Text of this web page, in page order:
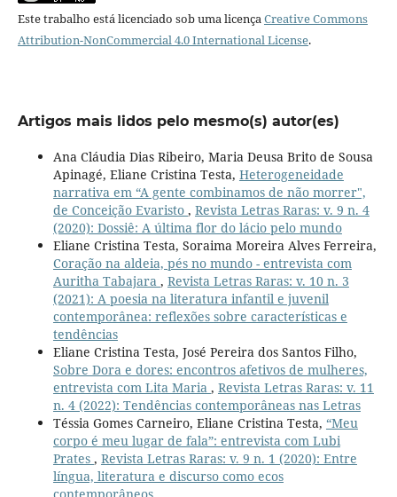
Este trabalho está licenciado sob uma licençaCreative Commons
Attribution-NonCommercial 4.0 International License.
Artigos mais lidos pelo mesmo(s) autor(es)
Ana Cláudia Dias Ribeiro, Maria Deusa Brito de Sousa
Apinagé, Eliane Cristina Testa, Heterogeneidade
narrativa em “A gente combinamos de não morrer",
de Conceição Evaristo , Revista Letras Raras: v. 9 n. 4
(2020): Dossiê: A última flor do lácio pelo mundo
Eliane Cristina Testa, Soraima Moreira Alves Ferreira,
Coração na aldeia, pés no mundo - entrevista com
Auritha Tabajara , Revista Letras Raras: v. 10 n. 3
(2021): A poesia na literatura infantil e juvenil
contemporânea: reflexões sobre características e
tendências
Eliane Cristina Testa, José Pereira dos Santos Filho,
Sobre Dora e dores: encontros afetivos de mulheres,
entrevista com Lita Maria , Revista Letras Raras: v. 11
n. 4 (2022): Tendências contemporâneas nas Letras
Téssia Gomes Carneiro, Eliane Cristina Testa, “Meu
corpo é meu lugar de fala”: entrevista com Lubi
Prates , Revista Letras Raras: v. 9 n. 1 (2020): Entre
língua, literatura e discurso como ecos